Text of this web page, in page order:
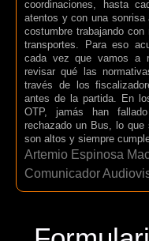
coordinaciones, hasta
atentos y con una sonrisa
costumbre trabajando
transportes. Para eso
cada vez que vamos a
revisar qué las
través de los
antes de la partida. En
OTP, jamás han
rechazado un Bus, lo
son altos y siempre
Artemio Espinosa
Comunicador